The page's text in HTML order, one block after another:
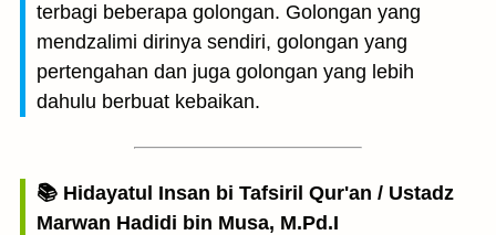
terbagi beberapa golongan. Golongan yang
mendzalimi dirinya sendiri, golongan yang
pertengahan dan juga golongan yang lebih
dahulu berbuat kebaikan.
📚 Hidayatul Insan bi Tafsiril Qur'an / Ustadz
Marwan Hadidi bin Musa, M.Pd.I